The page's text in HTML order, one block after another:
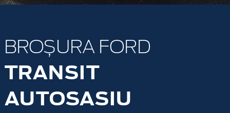
BROȘURA FORD
TRANSIT
AUTOSASIU